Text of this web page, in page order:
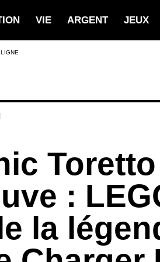
VIE ARGENT JEUX
Toretto
:
la